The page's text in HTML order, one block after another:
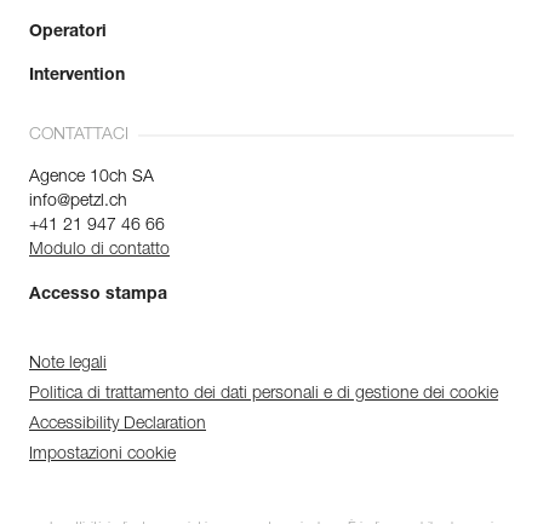
Operatori
Intervention
CONTATTACI
Agence 10ch SA
info@petzl.ch
+41 21 947 46 66
Modulo di contatto
Accesso stampa
Note legali
Politica di trattamento dei dati personali e di gestione dei cookie
Accessibility Declaration
Impostazioni cookie